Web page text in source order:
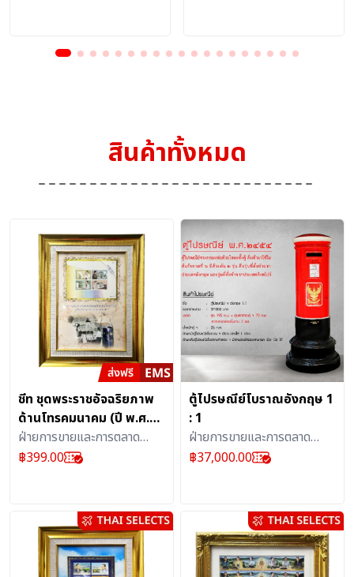
สินค้าทั้งหมด
ชีท ชุดพระราชอัจฉริยภาพ
ด้านโทรคมนาคม (ปี พ.ศ.
2540) พร้อมกรอบลายไม้สี
ทอง
ฝ่ายการขายและการตลาด
ธุรกิจเอส เคิร์ฟ บริษัท
฿399.00
ตู้ไปรษณีย์โบราณอังกฤษ 1
: 1
ฝ่ายการขายและการตลาด
ธุรกิจเอส เคิร์ฟ บริษัท
฿37,000.00